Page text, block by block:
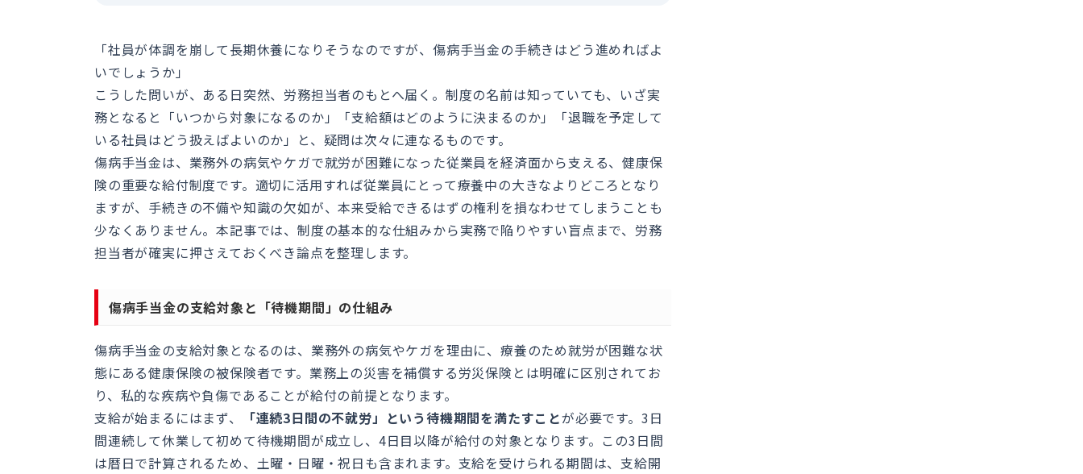
「社員が体調を崩して長期休養になりそうなのですが、傷病手当金の手続きはどう進めればよ
いでしょうか」
こうした問いが、ある日突然、労務担当者のもとへ届く。制度の名前は知っていても、いざ実
務となると「いつから対象になるのか」「支給額はどのように決まるのか」「退職を予定して
いる社員はどう扱えばよいのか」と、疑問は次々に連なるものです。
傷病手当金は、業務外の病気やケガで就労が困難になった従業員を経済面から支える、健康保
険の重要な給付制度です。適切に活用すれば従業員にとって療養中の大きなよりどころとなり
ますが、手続きの不備や知識の欠如が、本来受給できるはずの権利を損なわせてしまうことも
少なくありません。本記事では、制度の基本的な仕組みから実務で陥りやすい盲点まで、労務
担当者が確実に押さえておくべき論点を整理します。
傷病手当金の支給対象と「待機期間」の仕組み
傷病手当金の支給対象となるのは、業務外の病気やケガを理由に、療養のため就労が困難な状
態にある健康保険の被保険者です。業務上の災害を補償する労災保険とは明確に区別されてお
り、私的な疾病や負傷であることが給付の前提となります。
支給が始まるにはまず、
「連続3日間の不就労」という待機期間を満たすことが必要です。3日
間連続して休業して初めて待機期間が成立し、4日目以降が給付の対象となります。この3日間
は暦日で計算されるため、土曜・日曜・祝日も含まれます。支給を受けられる期間は、支給開